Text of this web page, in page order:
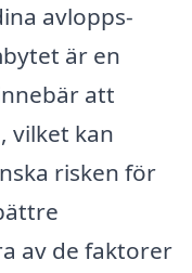
avlopps-
är en
att
vilket kan
risken för
av de faktorer